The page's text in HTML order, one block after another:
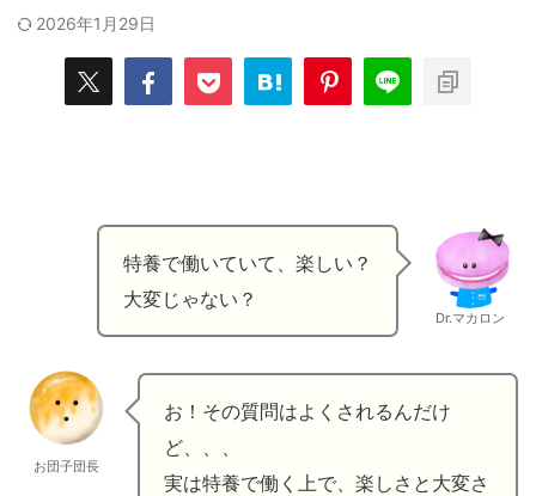
2026年1月29日
特養で働いていて、楽しい？
大変じゃない？
Dr.マカロン
お団子団長
お！その質問はよくされるんだけ
ど、、、
実は特養で働く上で、楽しさと大変さ